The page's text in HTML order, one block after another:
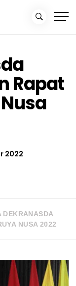
Rapat
2022
DEKRANASDA
NUSA 2022